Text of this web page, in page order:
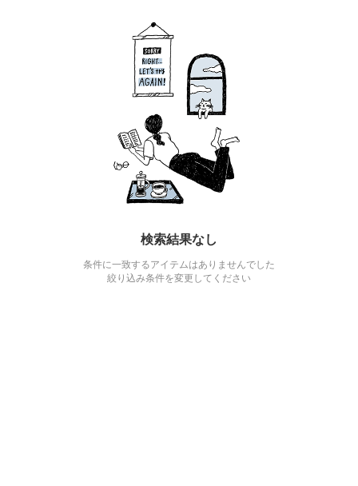
検索結果なし
条件に一致するアイテムはありませんでした
絞り込み条件を変更してください